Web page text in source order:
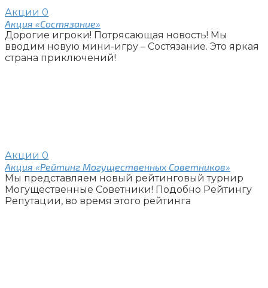
Акции 0
Акция «Состязание»
Дорогие игроки! Потрясающая новость! Мы
вводим новую мини-игру – Состязание. Это яркая
страна приключений!
Акции 0
Акция «Рейтинг Могущественных Советников»
Мы представляем новый рейтинговый турнир
Могущественные Советники! Подобно Рейтингу
Репутации, во время этого рейтинга